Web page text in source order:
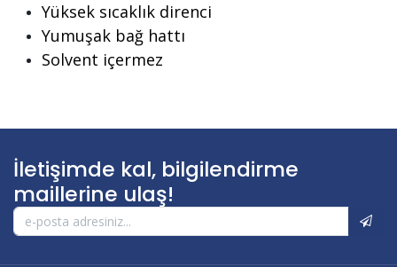
Yüksek sıcaklık direnci
Yumuşak bağ hattı
Solvent içermez
İletişimde kal, bilgilendirme
maillerine ulaş!